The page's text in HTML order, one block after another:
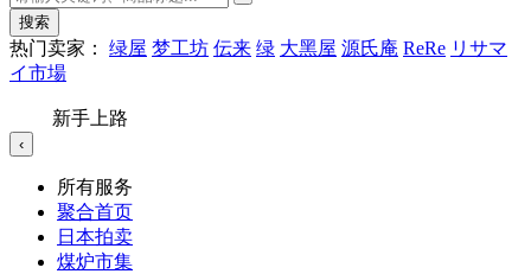
搜索
热门卖家： 绿屋 梦工坊 伝来 绿 大黑屋 源氏庵 ReRe リサマ
イ市場
新手上路
‹
所有服务
聚合首页
日本拍卖
煤炉市集